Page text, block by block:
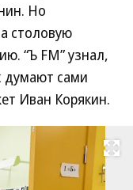
Но
столовую
“Ъ FM” узнал,
думают сами
Иван Корякин.
Развернуть